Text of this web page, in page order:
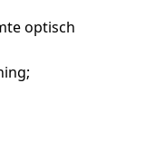
optisch